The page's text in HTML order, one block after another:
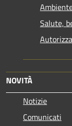
Salute,
NOVITÀ
Notizie
Comunicati